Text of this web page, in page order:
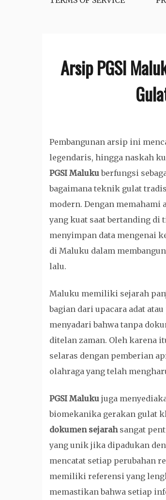
Arsip PGSI
Pembangunan arsip ini
legendaris, hingga naskah
PGSI Malukuberfungsi
bagaimana teknik gulat
modern. Dengan
yang kuat saat bertanding di
menyimpan data mengenai
di Maluku dalam
lalu.
Maluku memiliki sejarah
bagian dari upacara adat
menyadari bahwa tanpa
ditelan zaman. Oleh karena
selaras dengan pemberian
olahraga yang telah
PGSI Maluku juga
biomekanika gerakan gulat
dokumen sejarahsangat
yang unik jika dipadukan
mencatat setiap perubahan
memiliki referensi yang
memastikan bahwa setiap